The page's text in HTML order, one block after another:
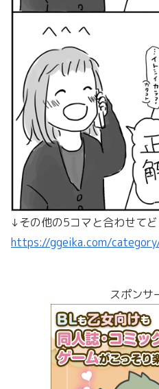
↓その他の5コマと合わせて
https://ggeika.com/
スポンサ